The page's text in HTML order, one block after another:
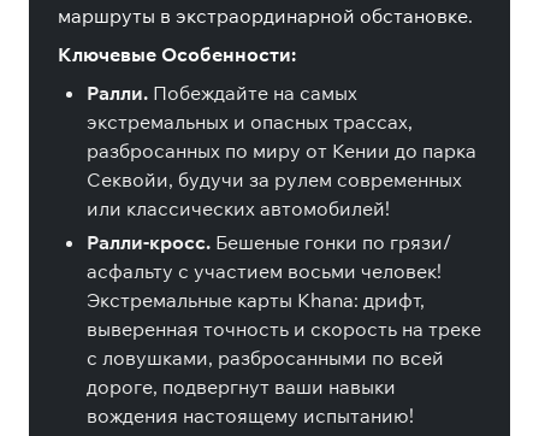
маршруты в экстраординарной обстановке.
Ключевые Особенности:
Ралли. Побеждайте на самых
экстремальных и опасных трассах,
разбросанных по миру от Кении до парка
Секвойи, будучи за рулем современных
или классических автомобилей!
Ралли-кросс. Бешеные гонки по грязи/
асфальту с участием восьми человек!
Экстремальные карты Khana: дрифт,
выверенная точность и скорость на треке
с ловушками, разбросанными по всей
дороге, подвергнут ваши навыки
вождения настоящему испытанию!